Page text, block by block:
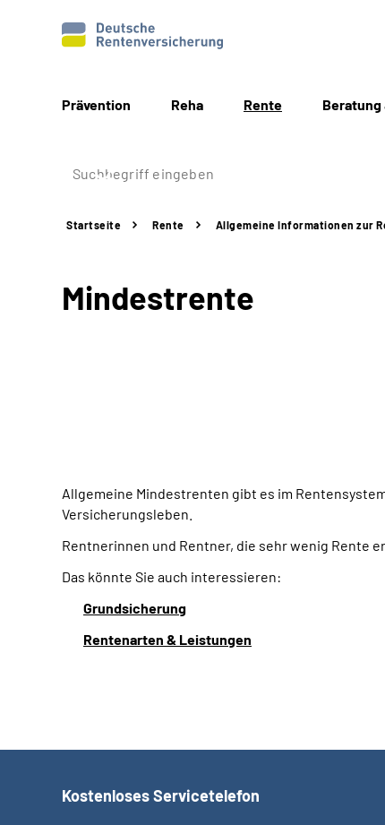
Prävention Reha Rente Beratung
Startseite Rente Allgemeine Informationen zur
Mindestrente
Allgemeine Mindestrenten gibt es im
Versicherungsleben.
Rentnerinnen und Rentner, die sehr wenig Rente
Das könnte Sie auch interessieren:
Grundsicherung
Rentenarten & Leistungen
Kostenloses Servicetelefon